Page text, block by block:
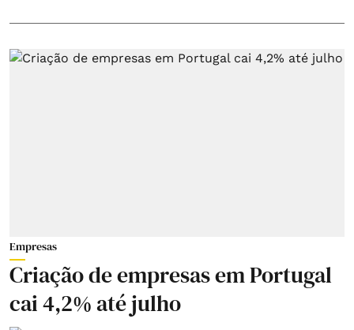
Empresas
Criação de empresas em Portugal
cai 4,2% até julho